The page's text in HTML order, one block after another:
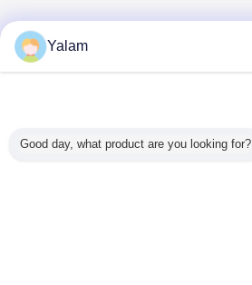
Yalam
Good day, what product are you looking for?